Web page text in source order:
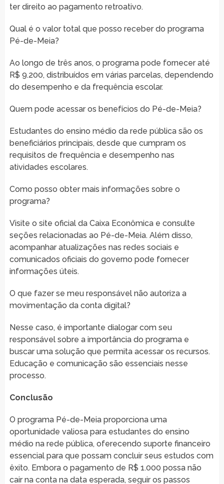
ter direito ao pagamento retroativo.
Qual é o valor total que posso receber do programa
Pé-de-Meia?
Ao longo de três anos, o programa pode fornecer até
R$ 9.200, distribuídos em várias parcelas, dependendo
do desempenho e da frequência escolar.
Quem pode acessar os benefícios do Pé-de-Meia?
Estudantes do ensino médio da rede pública são os
beneficiários principais, desde que cumpram os
requisitos de frequência e desempenho nas
atividades escolares.
Como posso obter mais informações sobre o
programa?
Visite o site oficial da Caixa Econômica e consulte
seções relacionadas ao Pé-de-Meia. Além disso,
acompanhar atualizações nas redes sociais e
comunicados oficiais do governo pode fornecer
informações úteis.
O que fazer se meu responsável não autoriza a
movimentação da conta digital?
Nesse caso, é importante dialogar com seu
responsável sobre a importância do programa e
buscar uma solução que permita acessar os recursos.
Educação e comunicação são essenciais nesse
processo.
Conclusão
O programa Pé-de-Meia proporciona uma
oportunidade valiosa para estudantes do ensino
médio na rede pública, oferecendo suporte financeiro
essencial para que possam concluir seus estudos com
êxito. Embora o pagamento de R$ 1.000 possa não
cair na conta na data esperada, seguir os passos